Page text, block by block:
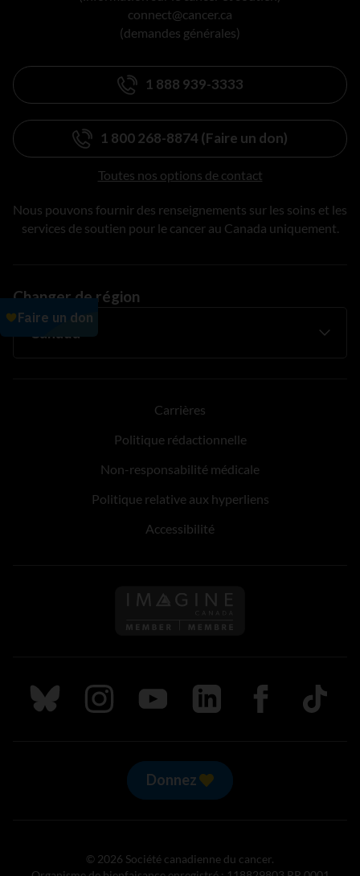
connect@cancer.ca
(demandes générales)
1 888 939-3333
1 800 268-8874 (Faire un don)
Toutes nos options de contact
Nous pouvons fournir des renseignements sur les soins et les
services de soutien pour le cancer au Canada uniquement.
Changer de région
Carrières
Politique rédactionnelle
Non-responsabilité médicale
Politique relative aux hyperliens
Accessibilité
Suivez nous sur Bluesky
Suivez nous sur Instagram
Suivez nous sur Youtube
Suivez nous sur LinkedIn
Suivez nous sur
TikTok
Donnez
© 2026 Société canadienne du cancer.